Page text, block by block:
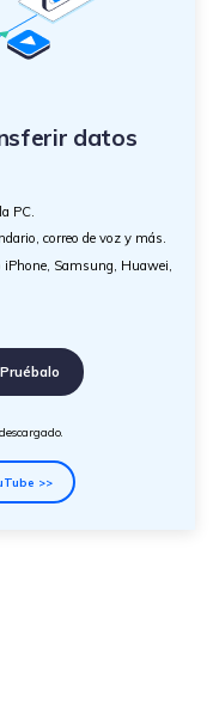
datos
PC.
correo de voz y más.
Samsung, Huawei,
Pruébalo
>>